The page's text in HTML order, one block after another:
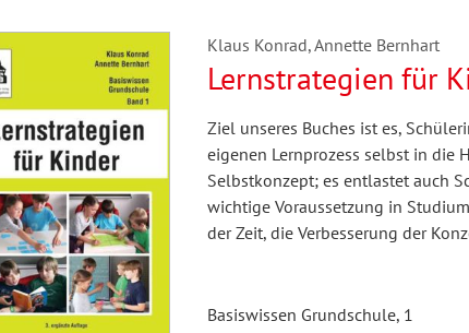
Klaus Konrad, Annette Bernhart
Lernstrategien für
Ziel unseres Buches ist es,
eigenen Lernprozess selbst in die
Selbstkonzept; es entlastet auch
wichtige Voraussetzung in
der Zeit, die Verbesserung der
Basiswissen Grundschule, 1